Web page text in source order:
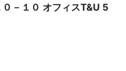
－１０ オフィスT&U 5